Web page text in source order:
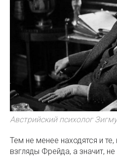
Австрийский психолог
Тем не менее находятся и
взгляды Фрейда, а значит,